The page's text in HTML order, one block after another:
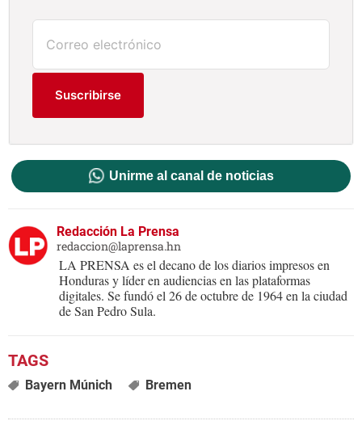
Suscribirse
Unirme al canal de noticias
Redacción La Prensa
redaccion@laprensa.hn
LA PRENSA es el decano de los diarios impresos en
Honduras y líder en audiencias en las plataformas
digitales. Se fundó el 26 de octubre de 1964 en la ciudad
de San Pedro Sula.
Bayern Múnich Bremen